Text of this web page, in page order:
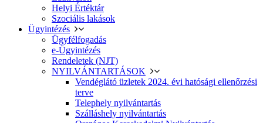
Helyi Értéktár
Szociális lakások
Ügyintézés
Ügyfélfogadás
e-Ügyintézés
Rendeletek (NJT)
NYILVÁNTARTÁSOK
Vendéglátó üzletek 2024. évi hatósági ellenőrzési
terve
Telephely nyilvántartás
Szálláshely nyilvántartás